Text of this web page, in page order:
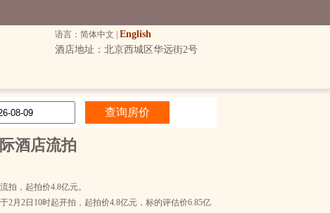
语言：简体中文 | English
酒店地址：北京西城区华远街2号
酒店流拍
拍，起拍价4.8亿元。
月2日10时起开拍，起拍价4.8亿元，标的评估价6.85亿